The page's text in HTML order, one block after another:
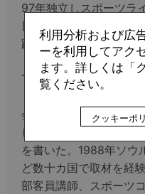
97年独立しスポーツラ
日本代表39人のインタ
跡」（文芸春秋）でミ
「GK論」（講談社
TIME」（光文社）、
会から20年の18年、「
ビューを再度行い「日
を書いた。1988年ソウ
ど数十カ国で取材を経
部客員講師、スポーツ
利用分析および広
ーを利用してアク
ます。詳しくは「
覧ください。
クッキーポ